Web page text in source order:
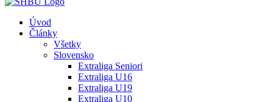
Úvod
Články
Všetky
Slovensko
Extraliga Seniori
Extraliga U16
Extraliga U19
Extraliga U10